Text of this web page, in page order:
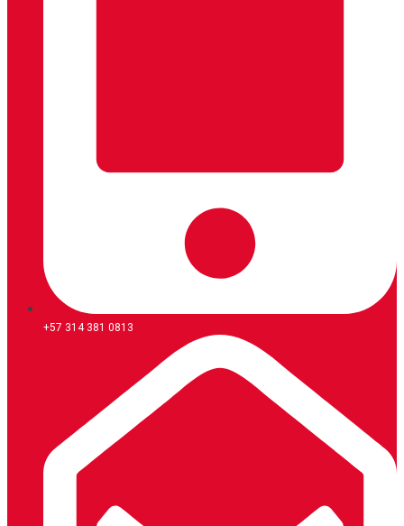
+57 314 381 0813